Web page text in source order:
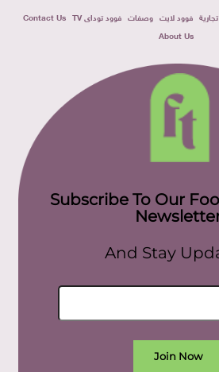
فوود لايت وصفات فوود توداى TV
Contact Us
About Us
Subscribe To Our
And Stay
Join Now